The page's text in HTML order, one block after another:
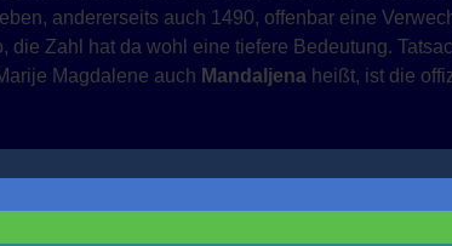
andererseits auch 1490, offenbar eine
Zahl hat da wohl eine tiefere Bedeutung.
Magdalene auch Mandaljena heißt, ist die